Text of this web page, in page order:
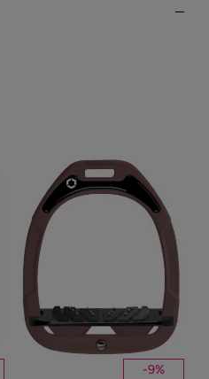
-9%